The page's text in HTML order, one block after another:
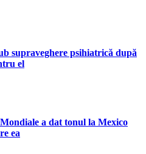
supraveghere psihiatrică după
el
a dat tonul la Mexico
ea